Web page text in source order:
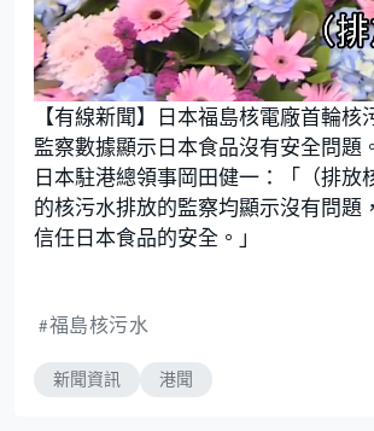
U
n
m
u
t
e
【有線新聞】日本福島核電廠首輪
監察數據顯示日本食品沒有安全問題。
日本駐港總領事岡田健一：「（排
的核污水排放的監察均顯示沒有問
信任日本食品的安全。」
福島核污水
新聞資訊 港聞